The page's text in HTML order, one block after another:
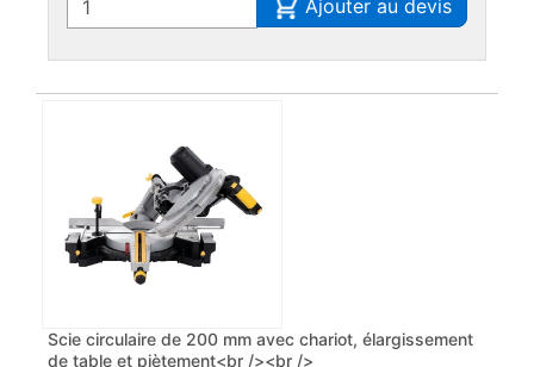
Ajouter au devis
Scie circulaire de 200 mm avec chariot, élargissement
de table et piètement<br /><br />